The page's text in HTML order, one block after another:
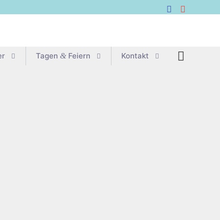
Tagen & Feiern Kon­takt